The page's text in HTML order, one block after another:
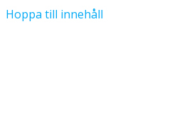
Hoppa till innehåll